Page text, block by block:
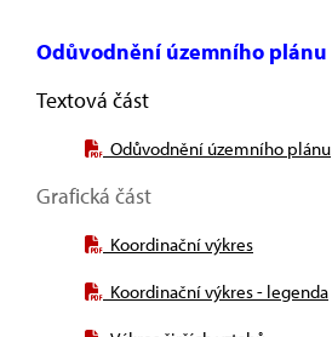
Odůvodnění územního plánu
Textová část
Odůvodnění územního plánu
Grafická část
Koordinační výkres
Koordinační výkres - legenda